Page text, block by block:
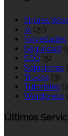
Errores
IA (21)
Novedades
Seguridad
SEO (5)
Soluciones
Trucos (3)
Tutoriales
Wordpress
Últimos